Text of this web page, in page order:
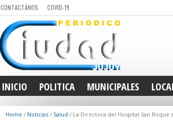
CONTACTÁNOS COVID-19
INICIO POLITICA MUNICIPALES
Home / Noticias / Salud / La Directora del Hospital San